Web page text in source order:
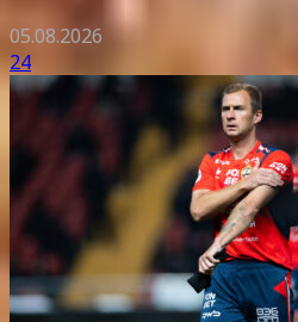
05.08.2026
24